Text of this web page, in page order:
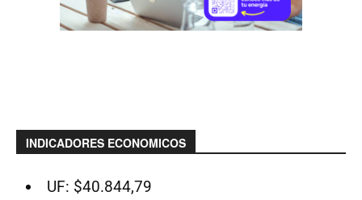
INDICADORES ECONOMICOS
UF: $40.844,79